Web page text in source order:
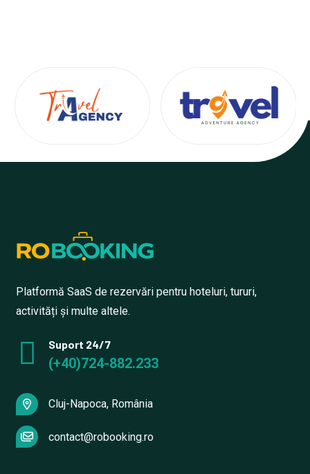
Platformă SaaS de rezervări pentru hoteluri, tururi,
activități și multe altele.
Suport 24/7
(+40)724-882.233
Cluj-Napoca, România
contact@robooking.ro